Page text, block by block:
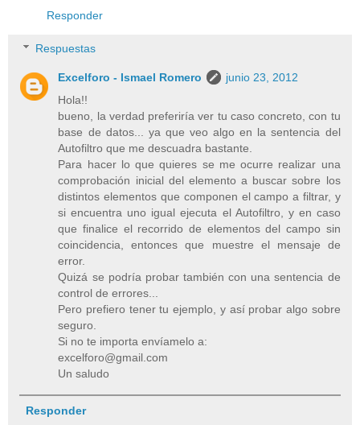
Responder
Respuestas
Excelforo - Ismael Romero
junio 23, 2012
Hola!!
bueno, la verdad preferiría ver tu caso concreto, con tu
base de datos... ya que veo algo en la sentencia del
Autofiltro que me descuadra bastante.
Para hacer lo que quieres se me ocurre realizar una
comprobación inicial del elemento a buscar sobre los
distintos elementos que componen el campo a filtrar, y
si encuentra uno igual ejecuta el Autofiltro, y en caso
que finalice el recorrido de elementos del campo sin
coincidencia, entonces que muestre el mensaje de
error.
Quizá se podría probar también con una sentencia de
control de errores...
Pero prefiero tener tu ejemplo, y así probar algo sobre
seguro.
Si no te importa envíamelo a:
excelforo@gmail.com
Un saludo
Responder